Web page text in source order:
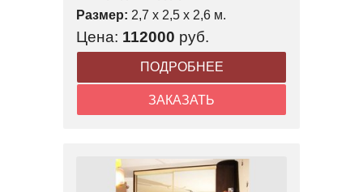
Размер: 2,7 x 2,5 x 2,6 м.
Цена: 112000 руб.
ПОДРОБНЕЕ
ЗАКАЗАТЬ